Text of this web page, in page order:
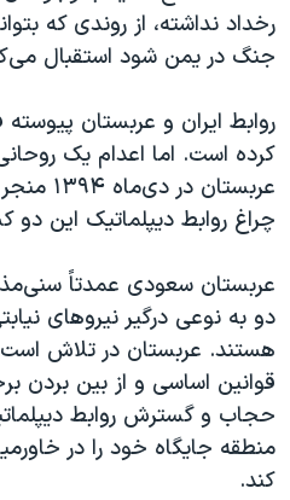
رخداد نداشته، از روندی که
جنگ در یمن شود استقبال
روابط ایران و عربستان
کرده است. اما اعدام یک
چراغ روابط دیپلماتیک این دو
عربستان سعودی عمدتاً
دو به نوعی درگیر نیرو‌های
هستند. عربستان در تلاش
قوانین اساسی و از بین بردن
حجاب و گسترش روابط
منطقه جایگاه خود را در
کند.